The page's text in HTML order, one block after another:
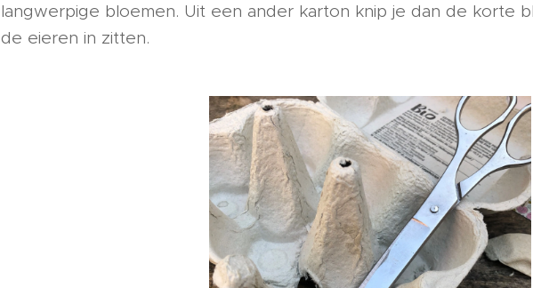
langwerpige bloemen. Uit een ander karton knip je dan de korte
de eieren in zitten.